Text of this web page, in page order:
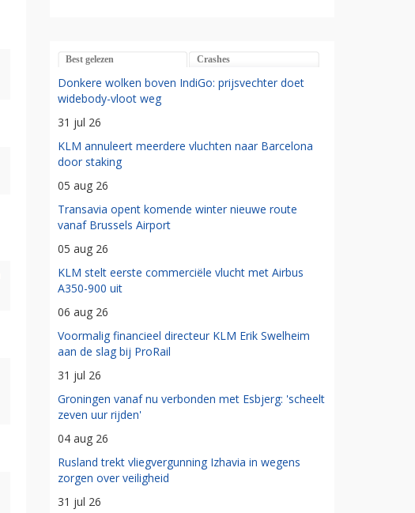
Best gelezen Crashes
Donkere wolken boven IndiGo: prijsvechter doet
widebody-vloot weg
31 jul 26
KLM annuleert meerdere vluchten naar Barcelona
door staking
05 aug 26
Transavia opent komende winter nieuwe route
vanaf Brussels Airport
05 aug 26
KLM stelt eerste commerciële vlucht met Airbus
A350-900 uit
06 aug 26
Voormalig financieel directeur KLM Erik Swelheim
aan de slag bij ProRail
31 jul 26
Groningen vanaf nu verbonden met Esbjerg: 'scheelt
zeven uur rijden'
04 aug 26
Rusland trekt vliegvergunning Izhavia in wegens
zorgen over veiligheid
31 jul 26